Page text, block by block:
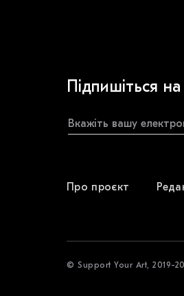
Підпишіться
Про проєкт
© Support Your Art, 2019-